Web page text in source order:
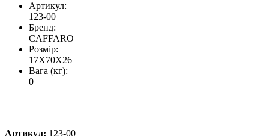
Артикул:
123-00
Бренд:
CAFFARO
Розмір:
17X70X26
Вага (кг):
0
Артикул: 123-00